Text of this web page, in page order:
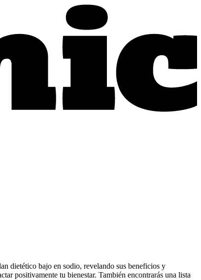
dietético bajo en sodio, revelando sus beneficios y
positivamente tu bienestar. También encontrarás una lista